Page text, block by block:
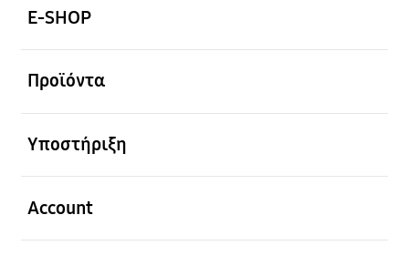
E-SHOP
Προϊόντα
Υποστήριξη
Account